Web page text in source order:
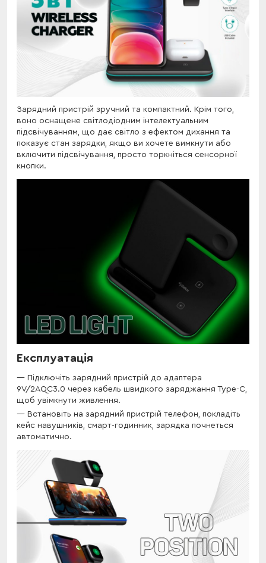
Зарядний пристрій зручний та компактний. Крім того,
воно оснащене світлодіодним інтелектуальним
підсвічуванням, що дає світло з ефектом дихання та
показує стан зарядки, якщо ви хочете вимкнути або
включити підсвічування, просто торкніться сенсорної
кнопки.
Експлуатація
Підключіть зарядний пристрій до адаптера
9V/2AQC3.0 через кабель швидкого заряджання Туре-С,
щоб увімкнути живлення.
Встановіть на зарядний пристрій телефон, покладіть
кейс навушників, смарт-годинник, зарядка почнеться
автоматично.